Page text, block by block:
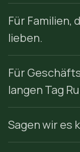
Für Familien,
lieben.
Für
langen Tag
Sagen wir es